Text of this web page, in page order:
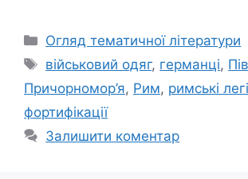
Категорії
Огляд тематичної літератури
Позначки
військовий одяг, германці,
Причорномор’я, Рим, римські
фортифікації
Залишити коментар